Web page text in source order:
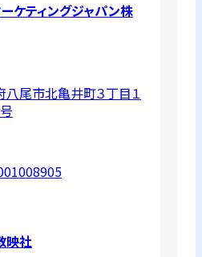
ケティングジャパン株
八尾市北亀井町３丁目１
映社